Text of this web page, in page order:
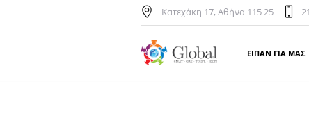
Κατεχάκη 17, Αθήνα 115 25
ΕΙΠΑΝ ΓΙΑ ΜΑΣ